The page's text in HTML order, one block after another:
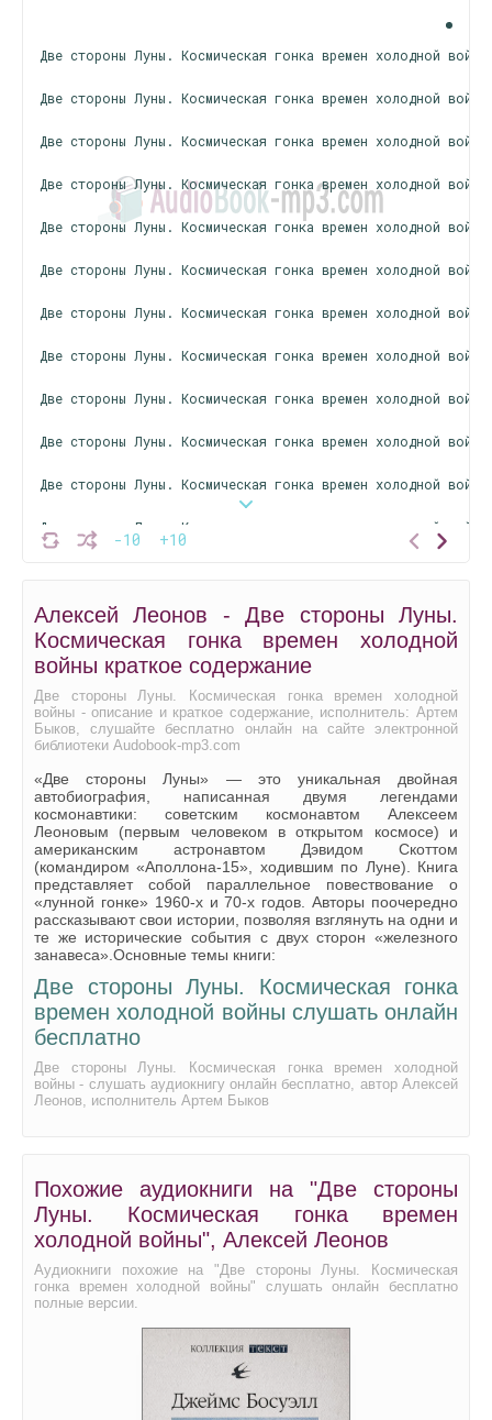
-10 +10
Две стороны Луны. Космическая гонка времен холодной
Две стороны Луны. Космическая гонка времен холодной
Две стороны Луны. Космическая гонка времен холодной
Две стороны Луны. Космическая гонка времен холодной
Две стороны Луны. Космическая гонка времен холодной
Две стороны Луны. Космическая гонка времен холодной
Две стороны Луны. Космическая гонка времен холодной
Две стороны Луны. Космическая гонка времен холодной
Две стороны Луны. Космическая гонка времен холодной
Две стороны Луны. Космическая гонка времен холодной
Две стороны Луны. Космическая гонка времен холодной
Две стороны Луны. Космическая гонка времен холодной
Алексей Леонов - Две стороны Луны.
Космическая гонка времен холодной
войны краткое содержание
Две стороны Луны. Космическая гонка времен холодной
войны - описание и краткое содержание, исполнитель: Артем
Быков, слушайте бесплатно онлайн на сайте электронной
библиотеки Audobook-mp3.com
«Две стороны Луны» — это уникальная двойная
автобиография, написанная двумя легендами
космонавтики: советским космонавтом Алексеем
Леоновым (первым человеком в открытом космосе) и
американским астронавтом Дэвидом Скоттом
(командиром «Аполлона-15», ходившим по Луне). Книга
представляет собой параллельное повествование о
«лунной гонке» 1960-х и 70-х годов. Авторы поочередно
рассказывают свои истории, позволяя взглянуть на одни и
те же исторические события с двух сторон «железного
занавеса».Основные темы книги:
Две стороны Луны. Космическая гонка
времен холодной войны слушать онлайн
бесплатно
Две стороны Луны. Космическая гонка времен холодной
войны - слушать аудиокнигу онлайн бесплатно, автор Алексей
Леонов, исполнитель Артем Быков
Похожие аудиокниги на "Две стороны
Луны. Космическая гонка времен
холодной войны", Алексей Леонов
Аудиокниги похожие на "Две стороны Луны. Космическая
гонка времен холодной войны" слушать онлайн бесплатно
полные версии.